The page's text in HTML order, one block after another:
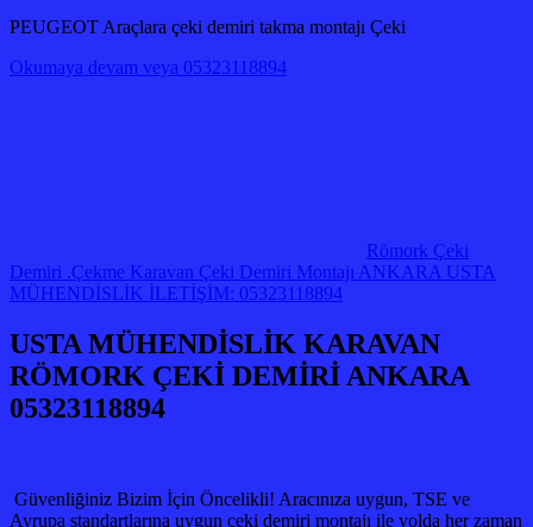
PEUGEOT Araçlara çeki demiri takma montajı Çeki
Okumaya devam veya 05323118894
Römork Çeki
Demiri .Çekme Karavan Çeki Demiri Montajı ANKARA USTA
MÜHENDİSLİK İLETİŞİM: 05323118894
USTA MÜHENDİSLİK KARAVAN
RÖMORK ÇEKİ DEMİRİ ANKARA
05323118894
Güvenliğiniz Bizim İçin Öncelikli! Aracınıza uygun, TSE ve
Avrupa standartlarına uygun çeki demiri montajı ile yolda her zaman